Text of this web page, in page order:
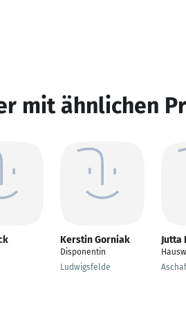
mit ähnlichen
Kerstin Gorniak
Disponentin
Ludwigsfelde
Jutta